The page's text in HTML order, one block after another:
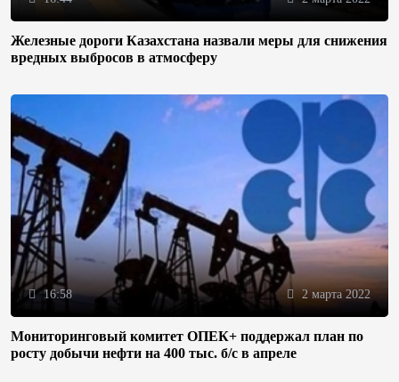
Железные дороги Казахстана назвали меры для снижения
вредных выбросов в атмосферу
16:58 2 марта 2022
Мониторинговый комитет ОПЕК+ поддержал план по
росту добычи нефти на 400 тыс. б/с в апреле